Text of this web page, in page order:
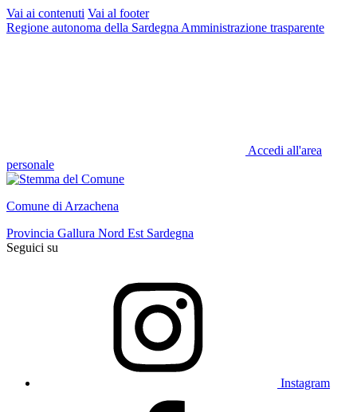
Vai ai contenuti Vai al footer
Regione autonoma della Sardegna Amministrazione trasparente
Accedi all'area
personale
Comune di Arzachena
Provincia Gallura Nord Est Sardegna
Seguici su
Instagram